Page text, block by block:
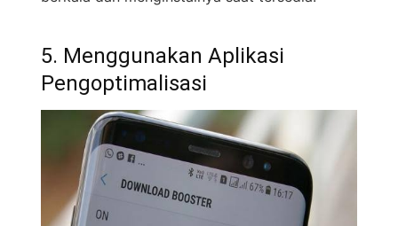
5. Menggunakan Aplikasi
Pengoptimalisasi